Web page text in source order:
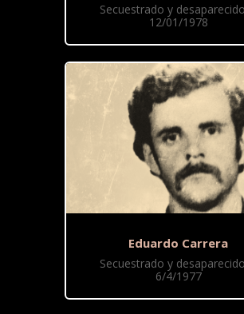
Secuestrado y
12/01/1978
Eduardo Carrera
Secuestrado y
6/4/1977